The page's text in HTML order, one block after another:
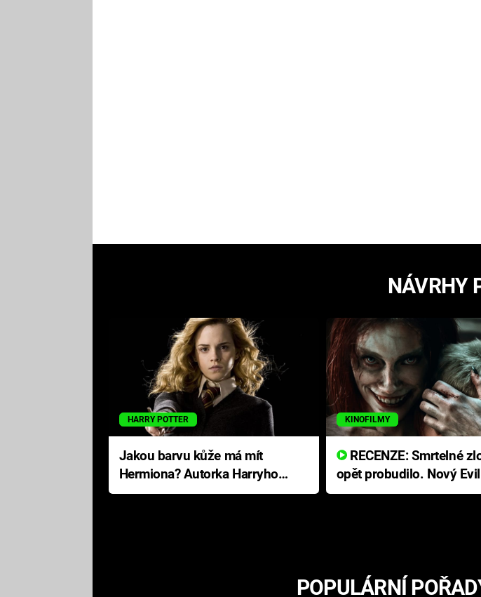
NÁVRHY
HARRY POTTER
Jakou barvu kůže má mít
Hermiona? Autorka Harryho
Pottera přišla s ráznou
KINOFILMY
RECENZE: Smrtelné zlo se
opět probudilo. Nový
přichází s neodolatelnou
POPULÁRNÍ